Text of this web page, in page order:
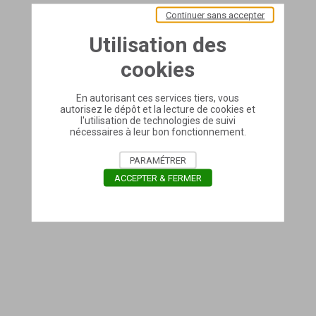
Utilisation des
cookies
En autorisant ces services tiers, vous
autorisez le dépôt et la lecture de cookies et
l'utilisation de technologies de suivi
nécessaires à leur bon fonctionnement.
Continuer sans accepter
PARAMÉTRER
ACCEPTER & FERMER